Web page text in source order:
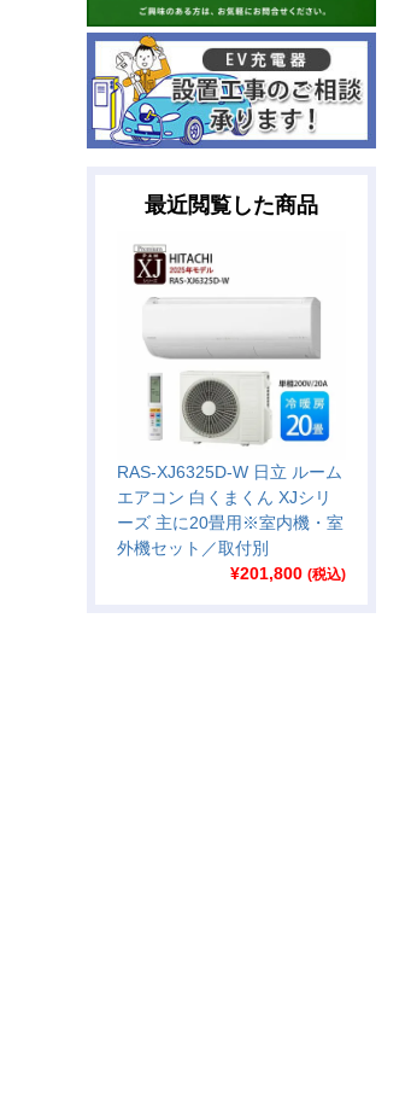
最近閲覧した商品
RAS-XJ6325D-W 日立 ルーム
エアコン 白くまくん XJシリ
ーズ 主に20畳用※室内機・室
外機セット／取付別
¥201,800 (税込)